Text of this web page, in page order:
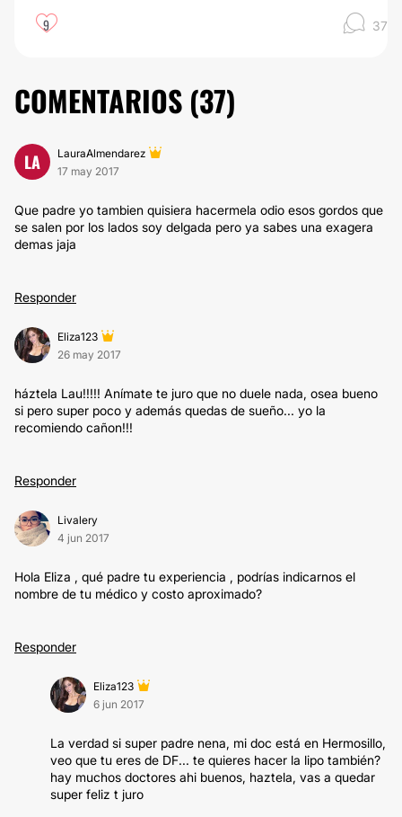
9 37
COMENTARIOS (37)
LA
LauraAlmendarez
17 may 2017
Que padre yo tambien quisiera hacermela odio esos gordos que
se salen por los lados soy delgada pero ya sabes una exagera
demas jaja
Responder
Eliza123
26 may 2017
háztela Lau!!!!! Anímate te juro que no duele nada, osea bueno
si pero super poco y además quedas de sueño... yo la
recomiendo cañon!!!
Responder
Livalery
4 jun 2017
Hola Eliza , qué padre tu experiencia , podrías indicarnos el
nombre de tu médico y costo aproximado?
Responder
Eliza123
6 jun 2017
La verdad si super padre nena, mi doc está en Hermosillo,
veo que tu eres de DF... te quieres hacer la lipo también?
hay muchos doctores ahi buenos, haztela, vas a quedar
super feliz t juro